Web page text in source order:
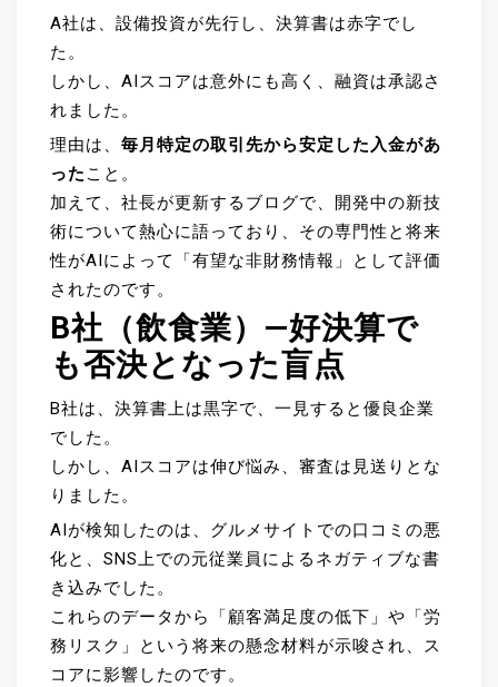
A社は、設備投資が先行し、決算書は赤字でし
た。
しかし、AIスコアは意外にも高く、融資は承認さ
れました。
理由は、 毎月特定の取引先から安定した入金があ
った こと。
加えて、社長が更新するブログで、開発中の新技
術について熱心に語っており、その専門性と将来
性がAIによって「有望な非財務情報」として評価
されたのです。
B社（飲食業）—好決算で
も否決となった盲点
B社は、決算書上は黒字で、一見すると優良企業
でした。
しかし、AIスコアは伸び悩み、審査は見送りとな
りました。
AIが検知したのは、グルメサイトでの口コミの悪
化と、SNS上での元従業員によるネガティブな書
き込みでした。
これらのデータから「顧客満足度の低下」や「労
務リスク」という将来の懸念材料が示唆され、ス
コアに影響したのです。